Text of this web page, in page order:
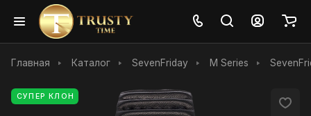
Главная Каталог SevenFriday M Series
СУПЕР КЛОН